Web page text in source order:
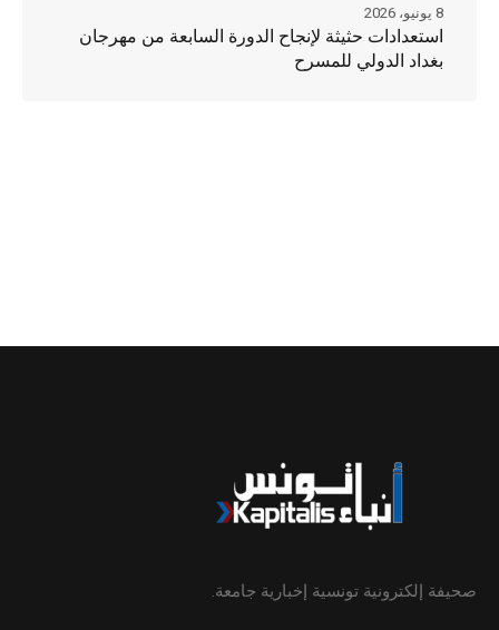
استعدادات حثيثة لإنجاح الدورة السابعة من مهرجان
بغداد الدولي للمسرح
8 يونيو، 2026
صحيفة إلكترونية تونسية إخبارية جامعة.